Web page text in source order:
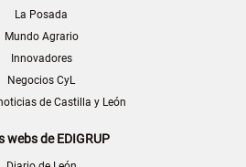
La Posada
Mundo Agrario
Innovadores
Negocios CyL
de Castilla y León
webs de EDIGRUP